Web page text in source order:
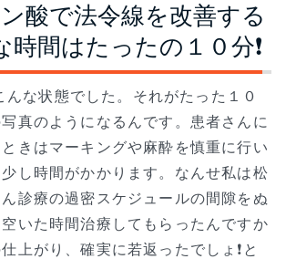
酸で法令線を改善する
時間はたったの１０分❗
な状態でした。それがたった１０
真のようになるんです。患者さんに
きはマーキングや麻酔を慎重に行い
し時間がかかります。なんせ私は松
診療の過密スケジュールの間隙をぬ
いた時間治療してもらったんですか
上がり、確実に若返ったでしょ❗と